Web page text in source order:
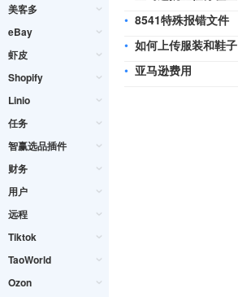
美客多
eBay
虾皮
Shopify
Linio
任务
智赢选品插件
财务
用户
远程
Tiktok
TaoWorld
Ozon
• 8541特殊报错文件
• 如何上传服装和鞋子
• 亚马逊费用